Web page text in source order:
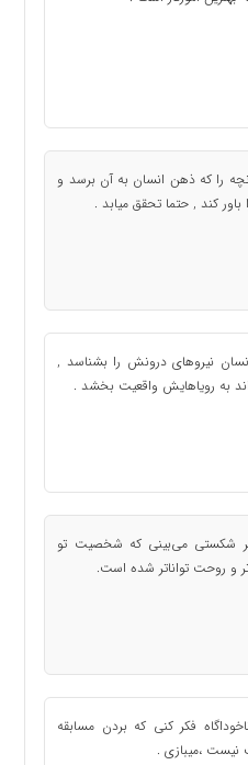
را که ذهن انسان به آن برسد و
باور کند , حتما تحقق میابد .
نیروهای درونش را بشناسد ,
به رویاهایش واقعیت بخشد .
شکستی می‌بینی که شخصیت تو
و روحت تواناتر شده است.
فکر کنی که بردن مسابقه
،میبازی .